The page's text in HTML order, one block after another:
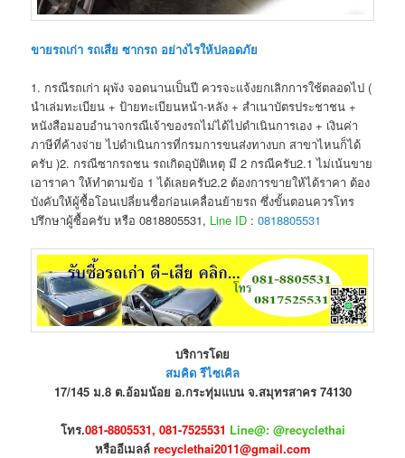
ขายรถเก่า รถเสีย ซากรถ อย่างไรให้ปลอดภัย
1. กรณีรถเก่า ผุพัง จอดนานเป็นปี ควรจะแจ้งยกเลิกการใช้ตลอดไป (
นำเล่มทะเบียน + ป้ายทะเบียนหน้า-หลัง + สำเนาบัตรประชาชน +
หนังสือมอบอำนาจกรณีเจ้าของรถไม่ได้ไปดำเนินการเอง + เงินค่า
ภาษีที่ค้างจ่าย ไปดำเนินการที่กรมการขนส่งทางบก สาขาไหนก็ได้
ครับ )2. กรณีซากรถชน รถเกิดอุบัติเหตุ มี 2 กรณีครับ2.1 ไม่เน้นขาย
เอาราคา ให้ทำตามข้อ 1 ได้เลยครับ2.2 ต้องการขายให้ได้ราคา ต้อง
บังคับให้ผู้ซื้อโอนเปลี่ยนชื่อก่อนเคลื่อนย้ายรถ ซึ่งขั้นตอนควรโทร
ปรึกษาผู้ซื้อครับ หรือ 0818805531, Line ID :0818805531
บริการโดย
สมคิด รีไซเคิล
17/145 ม.8 ต.อ้อมน้อย อ.กระทุ่มแบน จ.สมุทรสาคร 74130
โทร.081-8805531, 081-7525531 Line@: @recyclethai
หรืออีเมลล์recyclethai2011@gmail.com